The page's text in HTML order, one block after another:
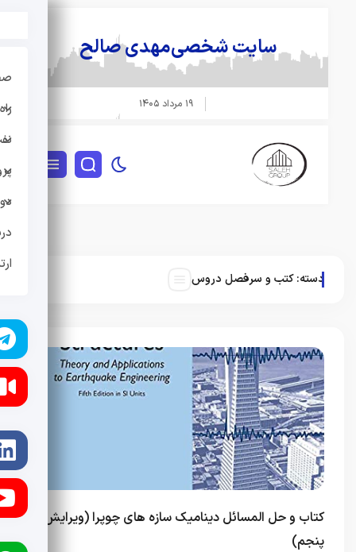
سایت شخصیمهدی صالح
دسته:کتب و سرفصل دروس
کتاب و حل المسائل دینامیک سازه های چوپرا (ویرایش
پنجم)